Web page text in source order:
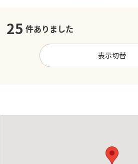
25 件ありました
表示切替